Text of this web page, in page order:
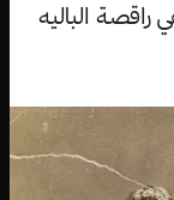
راقصة الباليه